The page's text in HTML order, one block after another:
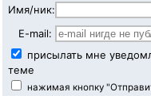
Имя/ник:
E-mail:
присылать мне
теме
нажимая кнопку